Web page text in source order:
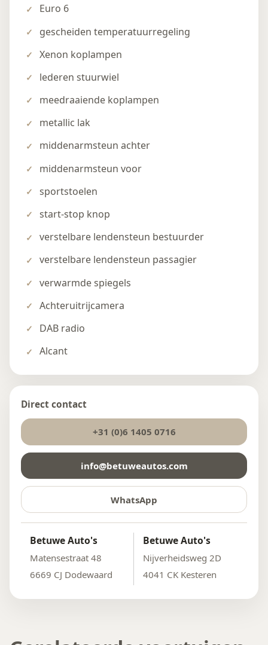
Euro 6
gescheiden temperatuurregeling
Xenon koplampen
lederen stuurwiel
meedraaiende koplampen
metallic lak
middenarmsteun achter
middenarmsteun voor
sportstoelen
start-stop knop
verstelbare lendensteun bestuurder
verstelbare lendensteun passagier
verwarmde spiegels
Achteruitrijcamera
DAB radio
Alcant
Direct contact
+31 (0)6 1405 0716
info@betuweautos.com
WhatsApp
Betuwe Auto's
Matensestraat 48
6669 CJ Dodewaard
Betuwe Auto's
Nijverheidsweg 2D
4041 CK Kesteren